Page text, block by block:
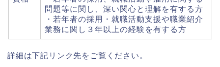
問題等に関し、深い関心と理解を有する方
・若年者の採用・就職活動支援や職業紹介
業務に関し３年以上の経験を有する方
詳細は下記リンク先をご覧ください。